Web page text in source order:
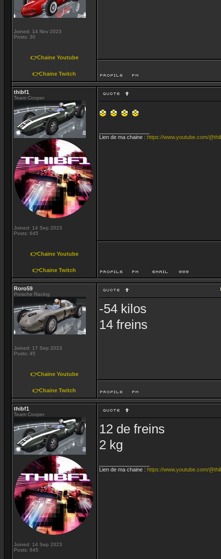
Joined: 14 Nov 2023
Posts: 30
👉Chaine Youtube
👉Chaine Twitch
thibf1
Team Cooper
Joined: 14 Sep 2023
Posts: 645
👉Chaine Youtube
👉Chaine Twitch
Lien de ma chaine : https://www.youtube.com/
Roro59
Porsche Racing
Joined: 17 Sep 2023
Posts: 45
👉Chaine Youtube
👉Chaine Twitch
-54 kilos
14 freins
thibf1
Team Cooper
Joined: 14 Sep 2023
Posts: 645
12 de freins
2 kg
Lien de ma chaine : https://www.youtube.com/